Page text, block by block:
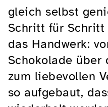
gleich selbst
Schritt für
das Handwerk:
Schokolade über
zum liebevollen
so aufgebaut,